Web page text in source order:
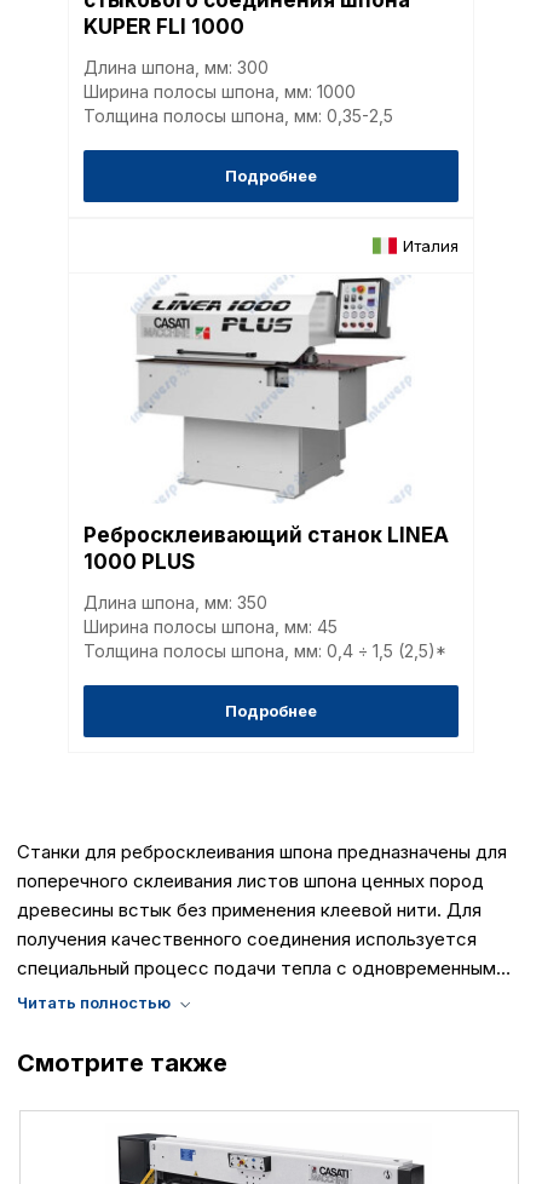
KUPER FLI 1000
Длина шпона, мм: 300
Ширина полосы шпона, мм: 1000
Толщина полосы шпона, мм: 0,35-2,5
Подробнее
Италия
Ребросклеивающий станок LINEA
1000 PLUS
Длина шпона, мм: 350
Ширина полосы шпона, мм: 45
Толщина полосы шпона, мм: 0,4 ÷ 1,5 (2,5)*
Подробнее
Станки для ребросклеивания шпона предназначены для
поперечного склеивания листов шпона ценных пород
древесины встык без применения клеевой нити. Для
получения качественного соединения используется
специальный процесс подачи тепла с одновременным
сжатием полос шпона вдоль кромок. Этот способ
склеенный таким способом находит широкое
применение в фанерном и мебельном производствах
различной мощности. Станки оборудованы немецкой
пневматикой FESTO. По требованию заказчика станки
могут быть оборудованы опцией позволяющей клеить
Смотрите также
Политика в
обработки сookies
файлов cookie
Вы можете настроить
типа «технические
этого периода Сайт
согласие. Вы вправе
обработки
списком файлов cookie
описание и сроки